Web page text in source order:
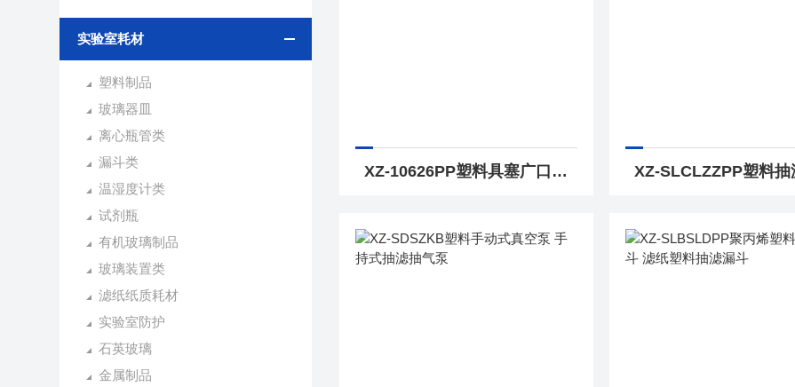
实验室耗材
塑料制品
玻璃器皿
离心瓶管类
漏斗类
温湿度计类
试剂瓶
有机玻璃制品
玻璃装置类
滤纸纸质耗材
实验室防护
石英玻璃
金属制品
XZ-10626PP塑料具塞广口试剂瓶 聚丙烯插口窄口瓶